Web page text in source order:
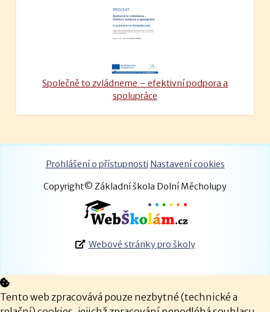
Společně to zvládneme – efektivní podpora a
spolupráce
Prohlášení o přístupnosti Nastavení cookies
Copyright© Základní škola Dolní Měcholupy
Webové stránky pro školy
Tento web zpracovává pouze nezbytné (technické a